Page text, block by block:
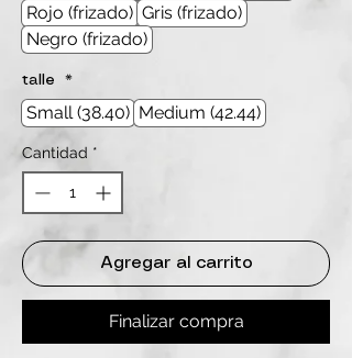
Rojo (frizado) Gris (frizado)
Negro (frizado)
talle *
Small (38.40) Medium (42.44)
Cantidad *
Agregar al carrito
Finalizar compra